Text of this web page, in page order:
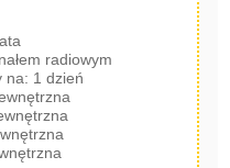
radiowym
na: 1 dzień